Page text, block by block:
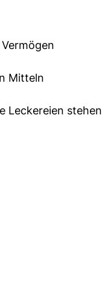
Mitteln
Leckereien stehen